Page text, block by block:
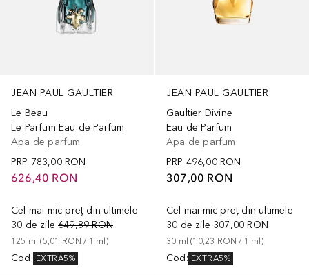
JEAN PAUL GAULTIER
Le Beau
Le Parfum Eau de Parfum
Apa de parfum
PRP 783,00 RON
626,40 RON
Cel mai mic preț din ultimele
30 de zile 649,89 RON
125 ml (5,01 RON / 1 ml )
Cod : EXTRA5%
JEAN PAUL GAULTIER
Gaultier Divine
Eau de Parfum
Apa de parfum
PRP 496,00 RON
307,00 RON
Cel mai mic preț din ultimele
30 de zile 307,00 RON
30 ml (10,23 RON / 1 ml )
Cod : EXTRA5%